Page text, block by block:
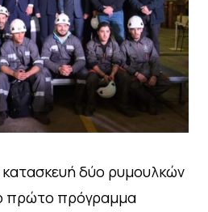
δύο ρυμουλκών
πρώτο πρόγραμμα